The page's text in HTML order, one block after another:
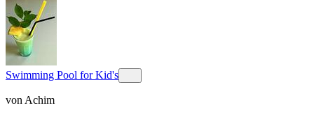
Swimming Pool for Kid's
von Achim